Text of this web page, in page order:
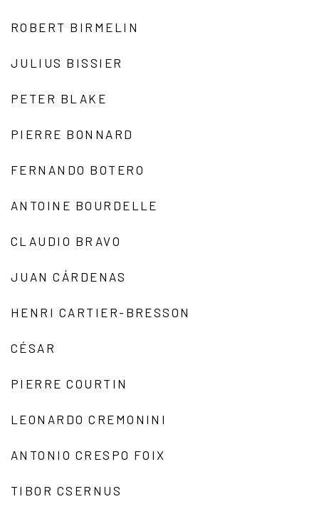
ROBERT BIRMELIN
JULIUS BISSIER
PETER BLAKE
PIERRE BONNARD
FERNANDO BOTERO
ANTOINE BOURDELLE
CLAUDIO BRAVO
JUAN CÁRDENAS
HENRI CARTIER-BRESSON
CÉSAR
PIERRE COURTIN
LEONARDO CREMONINI
ANTONIO CRESPO FOIX
TIBOR CSERNUS